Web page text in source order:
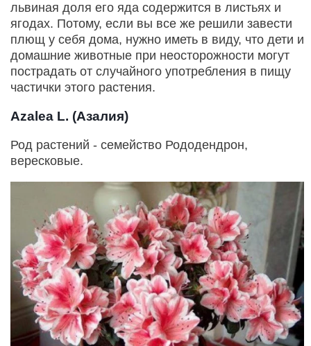
львиная доля его яда содержится в листьях и
ягодах. Потому, если вы все же решили завести
плющ у себя дома, нужно иметь в виду, что дети и
домашние животные при неосторожности могут
пострадать от случайного употребления в пищу
частички этого растения.
Azalea L. (Азалия)
Род растений - семейство Рододендрон,
вересковые.